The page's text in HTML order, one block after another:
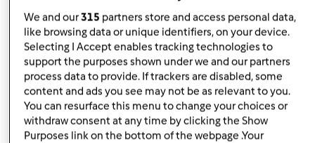
quelle stellate solo per amicizia.
Un saluto a tutte e buona cucina
We and our315 partners store and access personal data,
like browsing data or unique identifiers, on your device.
Selecting I Accept enables tracking technologies to
support the purposes shown under we and our partners
process data to provide. If trackers are disabled, some
content and ads you see may not be as relevant to you.
You can resurface this menu to change your choices or
withdraw consent at any time by clicking the Show
Purposes link on the bottom of the webpage .Your